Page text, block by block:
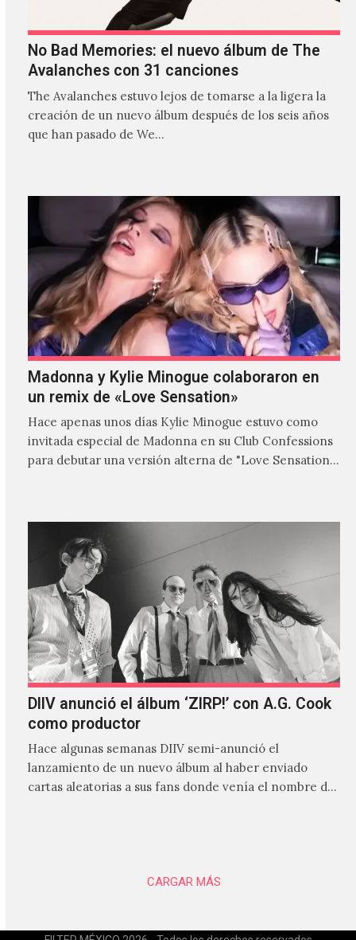
No Bad Memories: el nuevo álbum de The
Avalanches con 31 canciones
The Avalanches estuvo lejos de tomarse a la ligera la
creación de un nuevo álbum después de los seis años
que han pasado de We…
Madonna y Kylie Minogue colaboraron en
un remix de «Love Sensation»
Hace apenas unos días Kylie Minogue estuvo como
invitada especial de Madonna en su Club Confessions
para debutar una versión alterna de "Love Sensation",
DIIV anunció el álbum ‘ZIRP!’ con A.G. Cook
como productor
Hace algunas semanas DIIV semi-anunció el
lanzamiento de un nuevo álbum al haber enviado
cartas aleatorias a sus fans donde venía el nombre de
CARGAR MÁS